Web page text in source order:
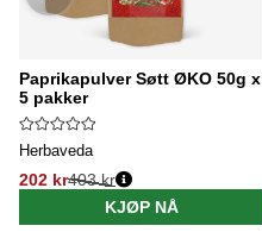
Paprikapulver Søtt ØKO 50g x
5 pakker
Herbaveda
202 kr403 kr
KJØP NÅ